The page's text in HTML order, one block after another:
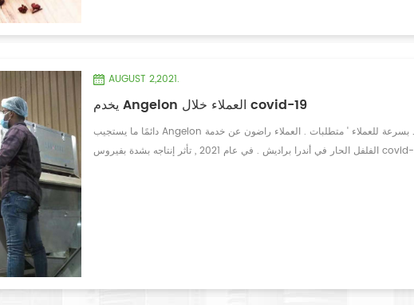
AUGUST 2,2021.
يخدم Angelon العملاء خلال covid-19
دائمًا ما يستجيب Angelon في الهند بسرعة للعملاء ' متطلبات . العملاء راضون عن خدمة angelon . يقع أحد عملاء
الفلفل الحار في أندرا براديش . في عام 2021 , تأثر إنتاجه بشدة بفيروس covid-19 . ولكن الفنيين المحليين لدينا
دورية للحفاظ على أفضل أداء للآلة . ▲ فحص برنامج فني أنجيلون ▲ ▲ فحص